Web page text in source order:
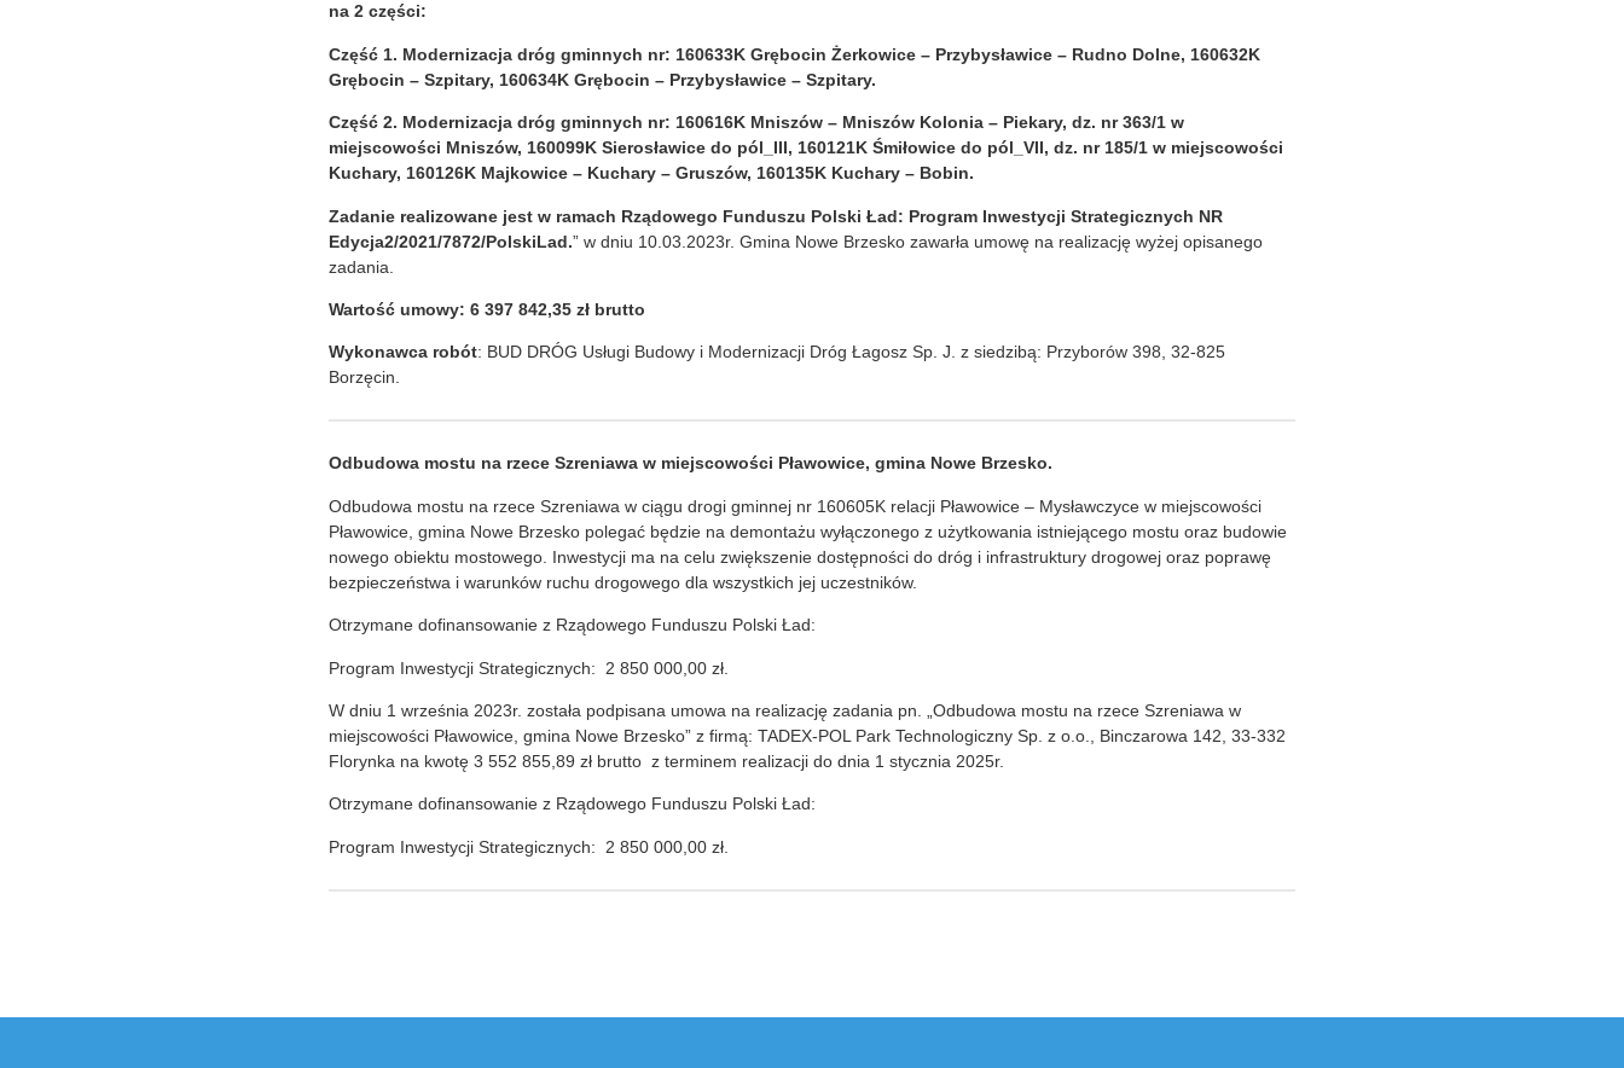
na 2 części:
Część 1. Modernizacja dróg gminnych nr: 160633K Grębocin Żerkowice – Przybysławice – Rudno Dolne, 160632K
Grębocin – Szpitary, 160634K Grębocin – Przybysławice – Szpitary.
Część 2. Modernizacja dróg gminnych nr: 160616K Mniszów – Mniszów Kolonia – Piekary, dz. nr 363/1 w
miejscowości Mniszów, 160099K Sierosławice do pól_III, 160121K Śmiłowice do pól_VII, dz. nr 185/1 w miejscowości
Kuchary, 160126K Majkowice – Kuchary – Gruszów, 160135K Kuchary – Bobin.
Zadanie realizowane jest w ramach Rządowego Funduszu Polski Ład: Program Inwestycji Strategicznych NR
Edycja2/2021/7872/PolskiLad.” w dniu 10.03.2023r. Gmina Nowe Brzesko zawarła umowę na realizację wyżej opisanego
zadania.
Wartość umowy: 6 397 842,35 zł brutto
Wykonawca robót: BUD DRÓG Usługi Budowy i Modernizacji Dróg Łagosz Sp. J. z siedzibą: Przyborów 398, 32-825
Borzęcin.
Odbudowa mostu na rzece Szreniawa w miejscowości Pławowice, gmina Nowe Brzesko.
Odbudowa mostu na rzece Szreniawa w ciągu drogi gminnej nr 160605K relacji Pławowice – Mysławczyce w miejscowości
Pławowice, gmina Nowe Brzesko polegać będzie na demontażu wyłączonego z użytkowania istniejącego mostu oraz budowie
nowego obiektu mostowego. Inwestycji ma na celu zwiększenie dostępności do dróg i infrastruktury drogowej oraz poprawę
bezpieczeństwa i warunków ruchu drogowego dla wszystkich jej uczestników.
Otrzymane dofinansowanie z Rządowego Funduszu Polski Ład:
Program Inwestycji Strategicznych: 2 850 000,00 zł.
W dniu 1 września 2023r. została podpisana umowa na realizację zadania pn. „Odbudowa mostu na rzece Szreniawa w
miejscowości Pławowice, gmina Nowe Brzesko” z firmą: TADEX-POL Park Technologiczny Sp. z o.o., Binczarowa 142, 33-332
Florynka na kwotę 3 552 855,89 zł brutto z terminem realizacji do dnia 1 stycznia 2025r.
Otrzymane dofinansowanie z Rządowego Funduszu Polski Ład:
Program Inwestycji Strategicznych: 2 850 000,00 zł.